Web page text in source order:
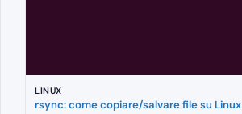
LINUX
rsync: come copiare/salvare file su Linux